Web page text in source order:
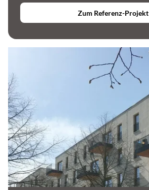
Zum Referenz-Projekt